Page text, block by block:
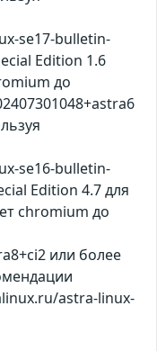
se17-bulletin-
Edition 1.6
до
se16-bulletin-
Edition 4.7 для
chromium до
или более
astra-linux-